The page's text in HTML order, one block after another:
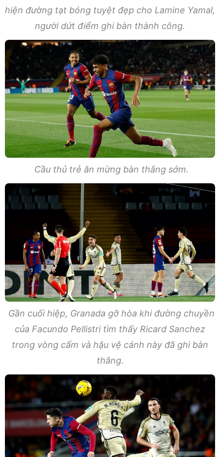
hiện đường tạt bóng tuyệt đẹp cho Lamine Yamal,
người dứt điểm ghi bàn thành công.
Cầu thủ trẻ ăn mừng bàn thắng sớm.
Gần cuối hiệp, Granada gỡ hòa khi đường chuyền
của Facundo Pellistri tìm thấy Ricard Sanchez
trong vòng cấm và hậu vệ cánh này đã ghi bàn
thắng.